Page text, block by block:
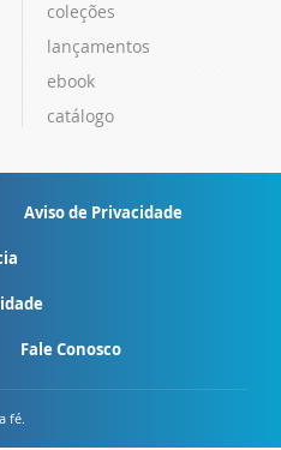
coleções
lançamentos
ebook
catálogo
Aviso de Privacidade
Fale Conosco
fé.